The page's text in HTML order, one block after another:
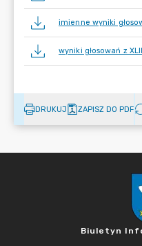
imienne wyniki
wyniki głosowań z
DRUKUJ ZAPISZ DO PDF
Biuletyn